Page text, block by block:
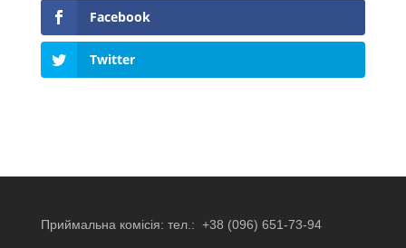
Facebook
Twitter
Приймальна комісія: тел.: +38 (096) 651-73-94